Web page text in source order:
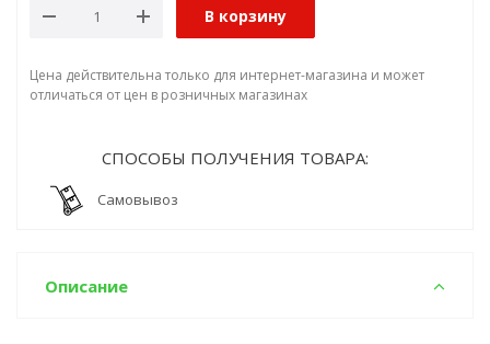
В корзину
Цена действительна только для интернет-магазина и может
отличаться от цен в розничных магазинах
СПОСОБЫ ПОЛУЧЕНИЯ ТОВАРА:
Самовывоз
Описание